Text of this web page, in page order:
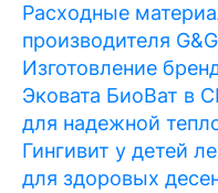
Расходные
производителя G&G
Изготовление
Эковата БиоВат в
для надежной
Гингивит у детей
для здоровых